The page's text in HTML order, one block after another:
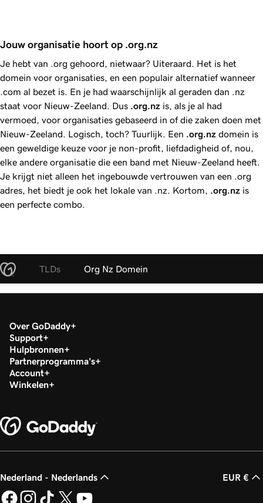
Jouw organisatie hoort op .org.nz
Je hebt van .org gehoord, nietwaar? Uiteraard. Het is het
domein voor organisaties, en een populair alternatief wanneer
.com al bezet is. En je had waarschijnlijk al geraden dan .nz
staat voor Nieuw-Zeeland. Dus .org.nz is, als je al had
vermoed, voor organisaties gebaseerd in of die zaken doen met
Nieuw-Zeeland. Logisch, toch? Tuurlijk. Een .org.nz domein is
een geweldige keuze voor je non-profit, liefdadigheid of, nou,
elke andere organisatie die een band met Nieuw-Zeeland heeft.
Je krijgt niet alleen het ingebouwde vertrouwen van een .org
adres, het biedt je ook het lokale van .nz. Kortom,
.org.nz is
een perfecte combo.
TLDs Org Nz Domein
Over GoDaddy
Support
Hulpbronnen
Partnerprogramma's
Account
Winkelen
Nederland - Nederlands EUR €